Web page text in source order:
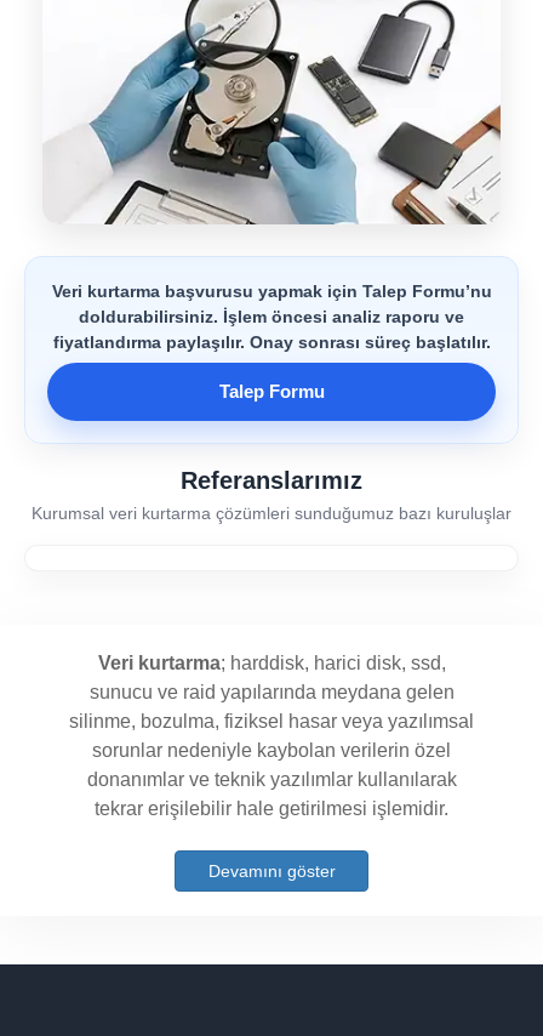
Veri kurtarma başvurusu yapmak için Talep Formu’nu
doldurabilirsiniz. İşlem öncesi analiz raporu ve
fiyatlandırma paylaşılır. Onay sonrası süreç başlatılır.
Talep Formu
Referanslarımız
Kurumsal veri kurtarma çözümleri sunduğumuz bazı kuruluşlar
Veri kurtarma; harddisk, harici disk, ssd,
sunucu ve raid yapılarında meydana gelen
silinme, bozulma, fiziksel hasar veya yazılımsal
sorunlar nedeniyle kaybolan verilerin özel
donanımlar ve teknik yazılımlar kullanılarak
tekrar erişilebilir hale getirilmesi işlemidir.
Devamını göster